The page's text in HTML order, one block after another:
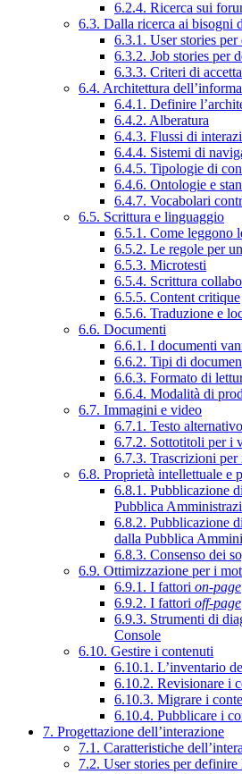
6.2.4. Ricerca sui
6.3. Dalla ricerca ai bisogni
6.3.1. User stories
6.3.2. Job stories per
6.3.3. Criteri di
6.4. Architettura
6.4.1. Definire
6.4.2. Alberatura
6.4.3. Flussi di
6.4.4. Sistemi di
6.4.5. Tipologie di
6.4.6. Ontologie e
6.4.7. Vocabolari
6.5. Scrittura e linguaggio
6.5.1. Come leggono
6.5.2. Le regole per
6.5.3. Microtesti
6.5.4. Scrittura
6.5.5. Content critique
6.5.6. Traduzione e
6.6. Documenti
6.6.1. I documenti
6.6.2. Tipi di
6.6.3. Formato di
6.6.4. Modalità di
6.7. Immagini e video
6.7.1. Testo
6.7.2. Sottotitoli per i
6.7.3. Trascrizioni per
6.8. Proprietà intellettuale e
6.8.1. Pubblicazione
Pubblica
6.8.2. Pubblicazione
dalla Pubblica
6.8.3. Consenso dei
6.9. Ottimizzazione per i
6.9.1. I fattori on-page
6.9.2. I fattori off-page
6.9.3. Strumenti di
Console
6.10. Gestire i contenuti
6.10.1. L’inventario
6.10.2. Revisionare i
6.10.3. Migrare i
6.10.4. Pubblicare i
7. Progettazione dell’interazione
7.1. Caratteristiche
7.2. User stories per definire